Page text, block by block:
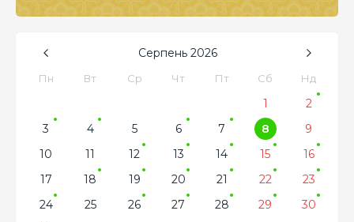
Серпень 2026
Пн Вт Ср Чт Пт Сб Нд
1
2
3
4 5 6 7 8
9
10
11 12 13 14 15
16
17
18 19 20 21 22
23
24
25 26 27 28 29
30